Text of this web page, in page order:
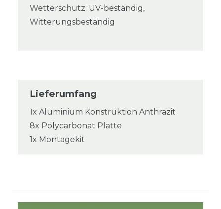
Wetterschutz: UV-beständig,
Witterungsbeständig
Lieferumfang
1x Aluminium Konstruktion Anthrazit
8x Polycarbonat Platte
1x Montagekit